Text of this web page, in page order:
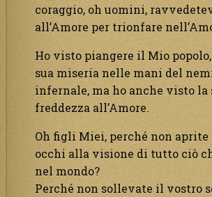
coraggio, oh uomini,
all’Amore per trionfare
Ho visto piangere il Mio
sua miseria nelle mani del
infernale, ma ho anche visto la
freddezza all’Amore.
Oh figli Miei, perché non
occhi alla visione di tutto ciò
nel mondo?
Perché non sollevate il vostro